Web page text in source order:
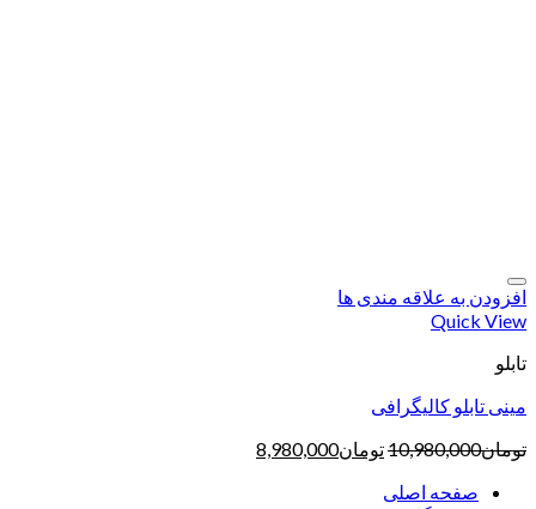
افزودن به علاقه مندی ها
Quick View
تابلو
مینی تابلو کالیگرافی
تومان10,980,000تومان8,980,000
صفحه اصلی